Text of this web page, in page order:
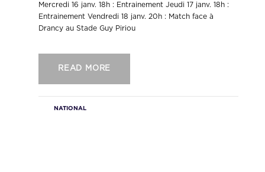
Mercredi 16 janv. 18h : Entrainement Jeudi 17 janv. 18h :
Entrainement Vendredi 18 janv. 20h : Match face à
Drancy au Stade Guy Piriou
READ MORE
NATIONAL